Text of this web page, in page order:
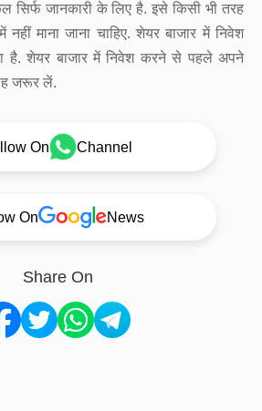
सिर्फ जानकारी के लिए है. इसे किसी भी तरह
माना जाना चाहिए. शेयर बाजार में निवेश
है. शेयर बाजार में निवेश करने से पहले अपने
जरूर लें.
On Channel
On News
Share On